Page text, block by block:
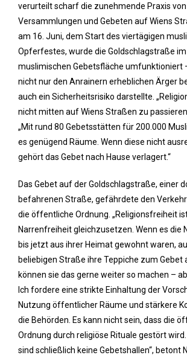
verurteilt scharf die zunehmende Praxis
Versammlungen und Gebeten auf Wiens
am 16. Juni, dem Start des viertägigen
Opferfestes, wurde die Goldschlagstraße
muslimischen Gebetsfläche umfunktioniert
nicht nur den Anrainern erheblichen Ärger
auch ein Sicherheitsrisiko darstellte.
nicht mitten auf Wiens Straßen zu
„Mit rund 80 Gebetsstätten für 200.000
es genügend Räume. Wenn diese nicht
gehört das Gebet nach Hause verlagert.“
Das Gebet auf der Goldschlagstraße, einer
befahrenen Straße, gefährdete den
die öffentliche Ordnung. „Religionsfreiheit
Narrenfreiheit gleichzusetzen. Wenn es die
bis jetzt aus ihrer Heimat gewohnt waren,
beliebigen Straße ihre Teppiche zum Gebet
können sie das gerne weiter so machen –
Ich fordere eine strikte Einhaltung der
Nutzung öffentlicher Räume und stärkere
die Behörden. Es kann nicht sein, dass die
Ordnung durch religiöse Rituale gestört
sind schließlich keine Gebetshallen“, betont